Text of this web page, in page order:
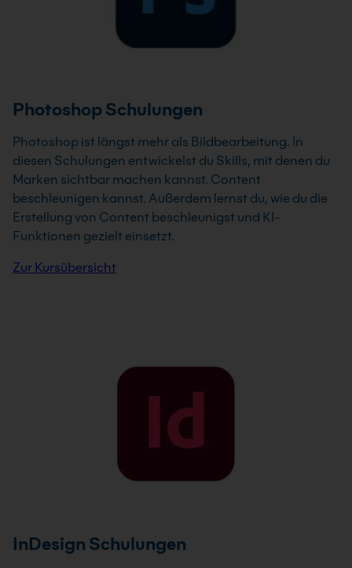
Photoshop Schulungen
Photoshop ist längst mehr als Bildbearbeitung. In
diesen Schulungen entwickelst du Skills, mit denen du
Marken sichtbar machen kannst. Content
beschleunigen kannst. Außerdem lernst du, wie du die
Erstellung von Content beschleunigst und KI-
Funktionen gezielt einsetzt.
Zur Kursübersicht
InDesign Schulungen